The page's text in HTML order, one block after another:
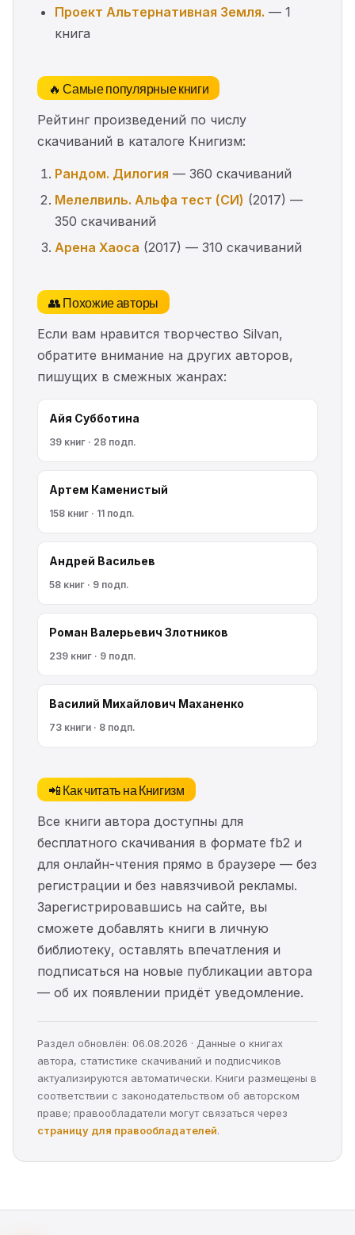
Проект Альтернативная Земля. — 1
книга
🔥 Самые популярные книги
Рейтинг произведений по числу
скачиваний в каталоге Книгизм:
Рандом. Дилогия — 360 скачиваний
Мелелвиль. Альфа тест (СИ) (2017) —
350 скачиваний
Арена Хаоса (2017) — 310 скачиваний
👥 Похожие авторы
Если вам нравится творчество Silvan,
обратите внимание на других авторов,
пишущих в смежных жанрах:
Айя Субботина
39 книг · 28 подп.
Артем Каменистый
158 книг · 11 подп.
Андрей Васильев
58 книг · 9 подп.
Роман Валерьевич Злотников
239 книг · 9 подп.
Василий Михайлович Маханенко
73 книги · 8 подп.
📲 Как читать на Книгизм
Все книги автора доступны для
бесплатного скачивания в формате fb2 и
для онлайн-чтения прямо в браузере — без
регистрации и без навязчивой рекламы.
Зарегистрировавшись на сайте, вы
сможете добавлять книги в личную
библиотеку, оставлять впечатления и
подписаться на новые публикации автора
— об их появлении придёт уведомление.
Раздел обновлён: 06.08.2026 · Данные о книгах
автора, статистике скачиваний и подписчиков
актуализируются автоматически. Книги размещены в
соответствии с законодательством об авторском
праве; правообладатели могут связаться через
страницу для правообладателей.